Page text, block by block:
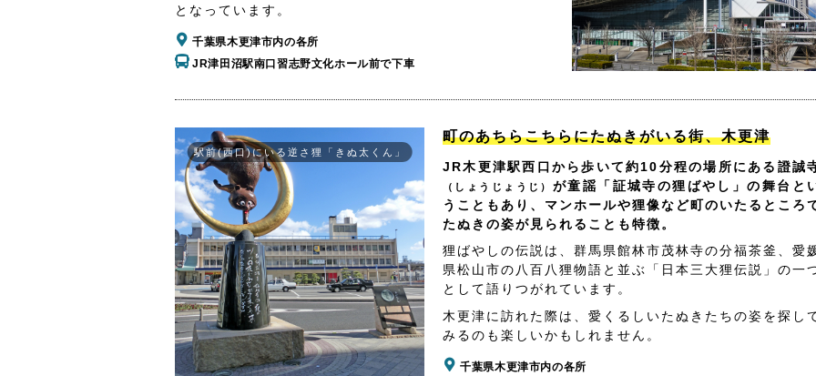
となっています。
千葉県木更津市内の各所
JR津田沼駅南口習志野文化ホール前で下車
駅前(西口)にいる逆さ狸「きぬ太くん」
町のあちらこちらにたぬきがいる街、木更津
JR木更津駅西口から歩いて約10分程の場所にある證誠
（しょうじょうじ） が童謡「証城寺の狸ばやし」の舞台と
うこともあり、マンホールや狸像など町のいたるところ
たぬきの姿が見られることも特徴。
狸ばやしの伝説は、群馬県館林市茂林寺の分福茶釜、愛
県松山市の八百八狸物語と並ぶ「日本三大狸伝説」の一
として語りつがれています。
木更津に訪れた際は、愛くるしいたぬきたちの姿を探し
みるのも楽しいかもしれません。
千葉県木更津市内の各所